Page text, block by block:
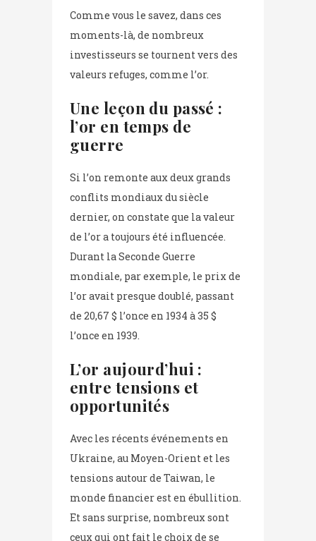
Comme vous le savez, dans ces
moments-là, de nombreux
investisseurs se tournent vers des
valeurs refuges, comme l’or.
Une leçon du passé :
l’or en temps de
guerre
Si l’on remonte aux deux grands
conflits mondiaux du siècle
dernier, on constate que la valeur
de l’or a toujours été influencée.
Durant la Seconde Guerre
mondiale, par exemple, le prix de
l’or avait presque doublé, passant
de 20,67 $ l’once en 1934 à 35 $
l’once en 1939.
L’or aujourd’hui :
entre tensions et
opportunités
Avec les récents événements en
Ukraine, au Moyen-Orient et les
tensions autour de Taiwan, le
monde financier est en ébullition.
Et sans surprise, nombreux sont
ceux qui ont fait le choix de se